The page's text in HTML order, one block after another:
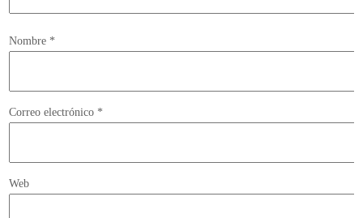
Nombre *
Correo electrónico *
Web